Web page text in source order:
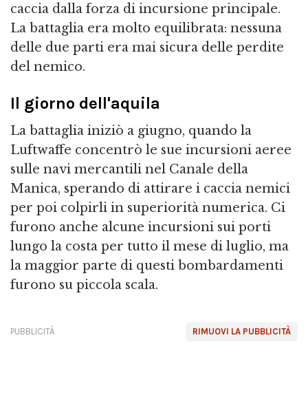
caccia dalla forza di incursione principale.
La battaglia era molto equilibrata: nessuna
delle due parti era mai sicura delle perdite
del nemico.
Il giorno dell'aquila
La battaglia iniziò a giugno, quando la
Luftwaffe concentrò le sue incursioni aeree
sulle navi mercantili nel Canale della
Manica, sperando di attirare i caccia nemici
per poi colpirli in superiorità numerica. Ci
furono anche alcune incursioni sui porti
lungo la costa per tutto il mese di luglio, ma
la maggior parte di questi bombardamenti
furono su piccola scala.
RIMUOVI LA PUBBLICITÀ
PUBBLICITÀ